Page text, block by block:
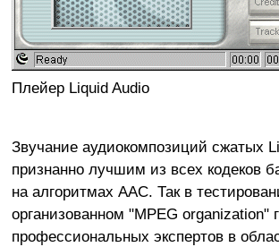
Плейер Liquid Audio
Звучание аудиокомпозиций сжатых
признанно лучшим из всех кодеков
на алгоритмах AAC. Так в
организованном "MPEG organization"
профессиональных экспертов в